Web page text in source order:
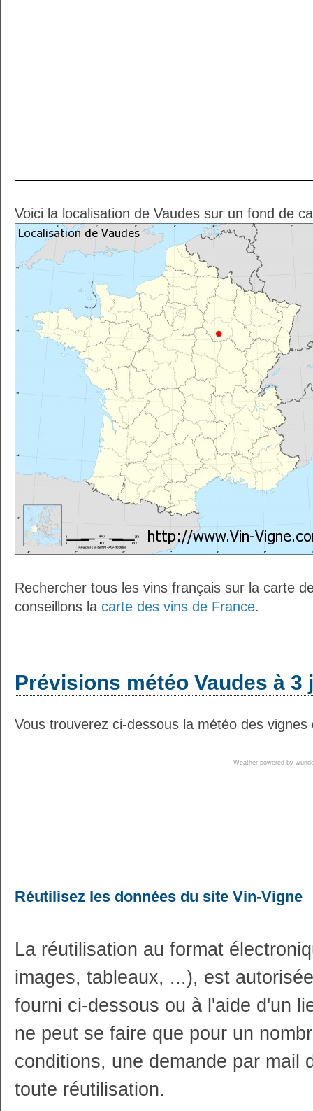
Voici la localisation de Vaudes sur un fond de
Rechercher tous les vins français sur la carte
conseillons la carte des vins de France.
Prévisions météo Vaudes à 3
Vous trouverez ci-dessous la météo des
Weather powered by
Réutilisez les données du site Vin-Vigne
La réutilisation au format
images, tableaux, ...), est
fourni ci-dessous ou à l'aide d'un
ne peut se faire que pour un
conditions, une demande par mail
toute réutilisation.